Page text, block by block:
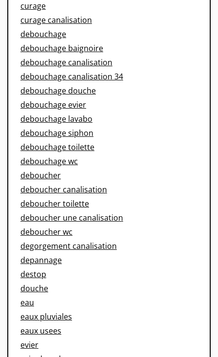
curage
curage canalisation
debouchage
debouchage baignoire
debouchage canalisation
debouchage canalisation 34
debouchage douche
debouchage evier
debouchage lavabo
debouchage siphon
debouchage toilette
debouchage wc
deboucher
deboucher canalisation
deboucher toilette
deboucher une canalisation
deboucher wc
degorgement canalisation
depannage
destop
douche
eau
eaux pluviales
eaux usees
evier